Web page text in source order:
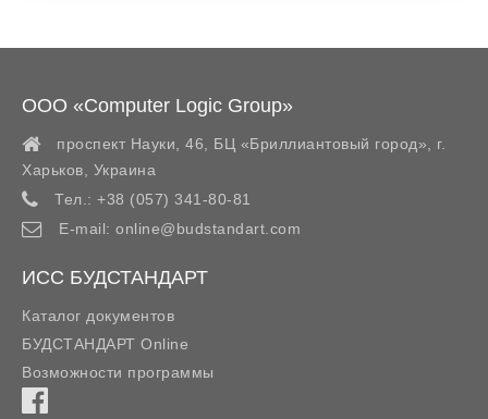
ООО «Computer Logic Group»
проспект Науки, 46, БЦ «Бриллиантовый город»,
г.
Харьков
Украина
Тел.: +38 (057) 341-80-81
E-mail: online@budstandart.com
ИСС БУДСТАНДАРТ
Каталог документов
БУДСТАНДАРТ Online
Возможности программы